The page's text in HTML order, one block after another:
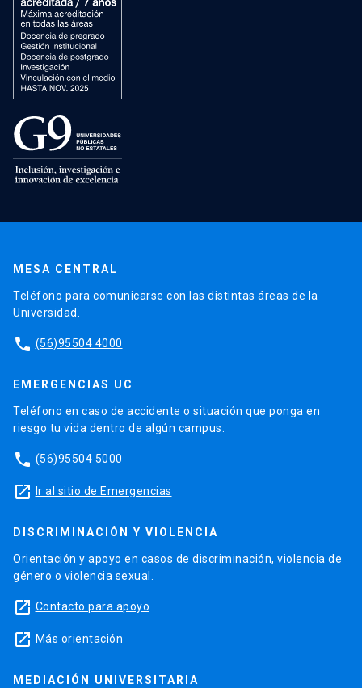
MESA CENTRAL
Teléfono para comunicarse con las distintas áreas de la
Universidad.
phone (56)95504 4000
EMERGENCIAS UC
Teléfono en caso de accidente o situación que ponga en
riesgo tu vida dentro de algún campus.
phone (56)95504 5000
launch Ir al sitio de Emergencias
DISCRIMINACIÓN Y VIOLENCIA
Orientación y apoyo en casos de discriminación, violencia de
género o violencia sexual.
launch Contacto para apoyo
launch Más orientación
MEDIACIÓN UNIVERSITARIA